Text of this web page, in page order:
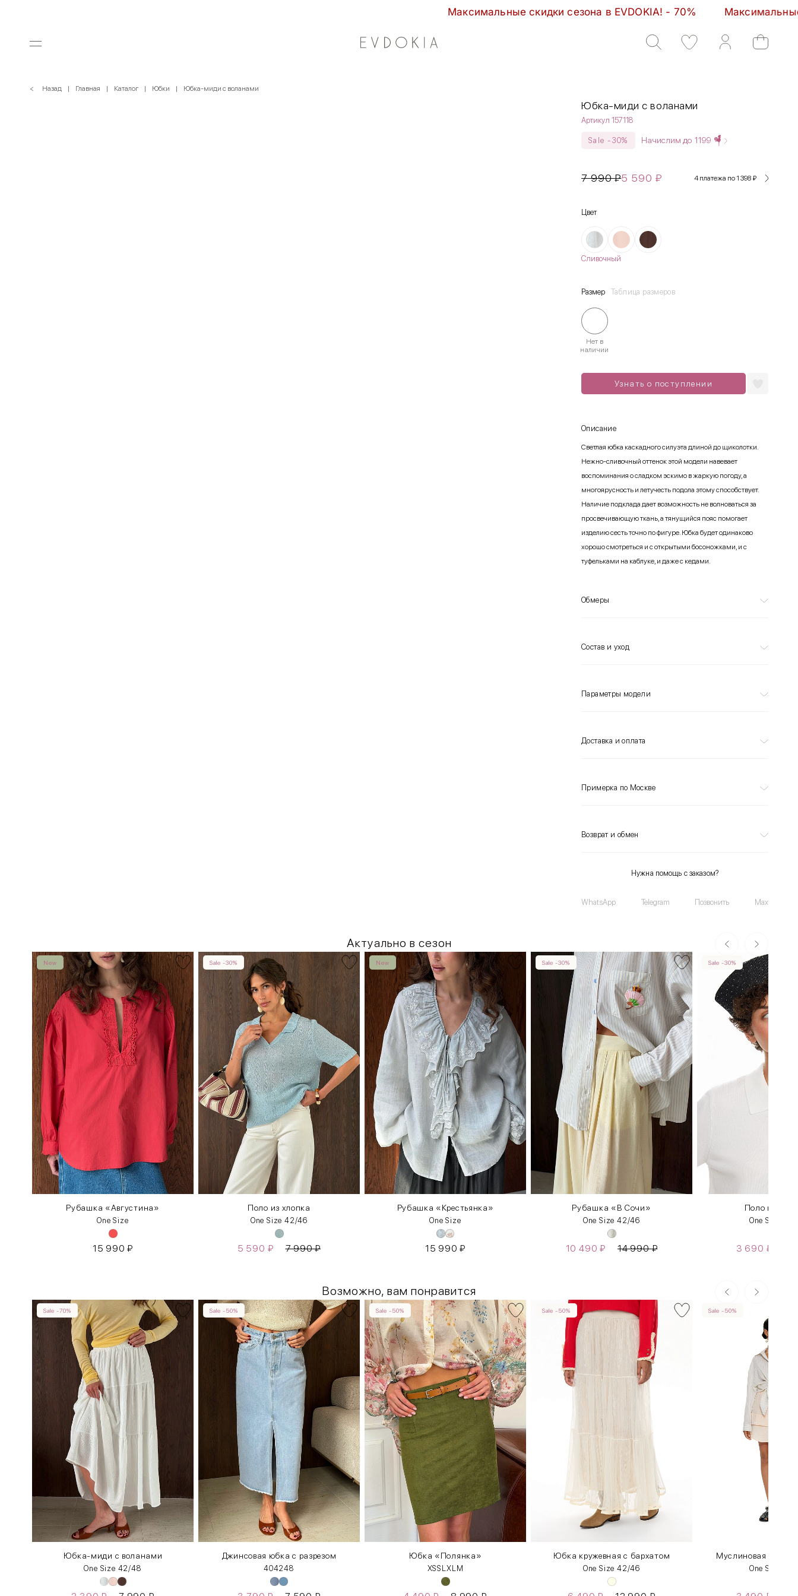
Максимальные скидки сезона в EVDOKIA! - 70%         Максимальные скидки
< Назад Главная Каталог Юбки Юбка-миди с воланами
Юбка-миди с воланами
Артикул 157118
Sale -30% Начислим до 1199
7 990₽5 590 ₽ 4 платежа по 1 398 ₽
Цвет
Сливочный
Размер Таблица размеров
Нет в
наличии
Узнать о поступлении
Описание
Светлая юбка каскадного силуэта длиной до щиколотки.
Нежно-сливочный оттенок этой модели навевает
воспоминания о сладком эскимо в жаркую погоду, а
многоярусность и летучесть подола этому способствует.
Наличие подклада дает возможность не волноваться за
просвечивающую ткань, а тянущийся пояс помогает
изделию сесть точно по фигуре. Юбка будет одинаково
хорошо смотреться и с открытыми босоножками, и с
туфельками на каблуке, и даже с кедами.
Обмеры
Состав и уход
Параметры модели
Доставка и оплата
Примерка по Москве
Возврат и обмен
Нужна помощь с заказом?
WhatsApp Telegram Позвонить Max
Актуально в сезон
New
Рубашка «Августина»
One Size
15 990₽
Sale -30%
Поло из хлопка
One Size 42/46
5 590 ₽ 7 990₽
New
Рубашка «Крестьянка»
One Size
15 990₽
Sale -30%
Рубашка «В Сочи»
One Size 42/46
10 490₽ 14 990₽
Sale -30%
Поло из
One Size
3 690 ₽
Возможно, вам понравится
Sale -70%
Юбка-миди с воланами
One Size 42/48
Sale -50%
Джинсовая юбка с разрезом
404248
Sale -50%
Юбка «Полянка»
XSS LXL М
Sale -50%
Юбка кружевная с бархатом
One Size 42/46
Sale -50%
Муслиновая юбка
One Size